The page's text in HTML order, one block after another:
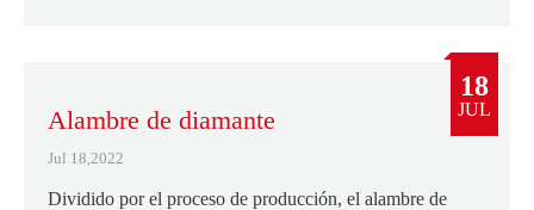
Alambre de diamante
Jul 18,2022
Dividido por el proceso de producción, el alambre de
18
JUL